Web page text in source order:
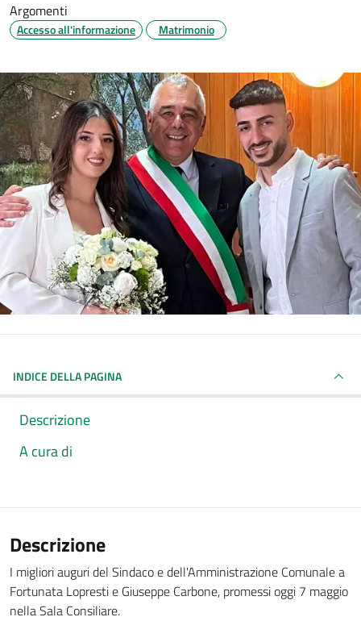
Argomenti
Accesso all'informazione Matrimonio
INDICE DELLA PAGINA
Descrizione
A cura di
Descrizione
I migliori auguri del Sindaco e dell'Amministrazione Comunale a
Fortunata Lopresti e Giuseppe Carbone, promessi oggi 7 maggio
nella Sala Consiliare.